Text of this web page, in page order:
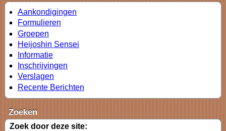
Aankondigingen
Formulieren
Groepen
Heijoshin Sensei
Informatie
Inschrijvingen
Verslagen
Recente Berichten
Zoeken
Zoek door deze site: